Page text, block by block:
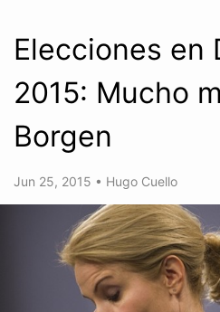
Elecciones en
2015: Mucho
Borgen
Jun 25, 2015 • Hugo Cuello